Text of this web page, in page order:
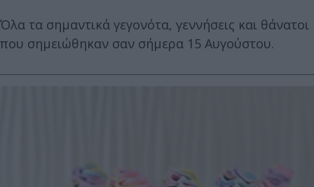
Όλα τα σημαντικά γεγονότα, γεννήσεις και θάνατοι
που σημειώθηκαν σαν σήμερα 15 Αυγούστου.